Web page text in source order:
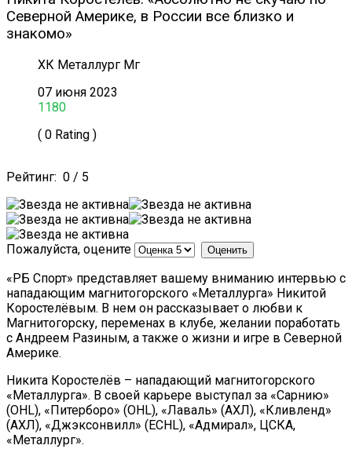
Северной Америке, в России все близко и
знакомо»
ХК Металлург Мг
07 июня 2023
1180
( 0 Rating )
Рейтинг: 0 / 5
Пожалуйста, оцените
«РБ Спорт» представляет вашему вниманию интервью с
нападающим магнитогорского «Металлурга» Никитой
Коростелёвым. В нем он рассказывает о любви к
Магнитогорску, переменах в клубе, желании поработать
с Андреем Разиным, а также о жизни и игре в Северной
Америке.
Никита Коростелёв – нападающий магнитогорского
«Металлурга». В своей карьере выступал за «Сарнию»
(OHL), «Питерборо» (OHL), «Лаваль» (АХЛ), «Кливленд»
(АХЛ), «Джэксонвилл» (ECHL), «Адмирал», ЦСКА,
«Металлург».